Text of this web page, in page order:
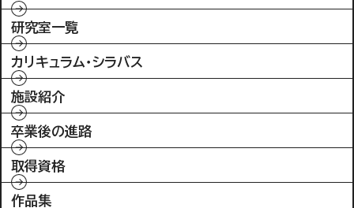
研究室一覧
カリキュラム・シラバス
施設紹介
卒業後の進路
取得資格
作品集